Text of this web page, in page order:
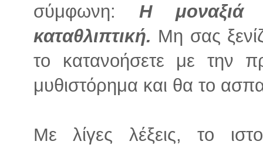
σύμφωνη:Η μοναξιά
καταθλιπτική. Μη σας
το κατανοήσετε με την
μυθιστόρημα και θα το
Με λίγες λέξεις, το